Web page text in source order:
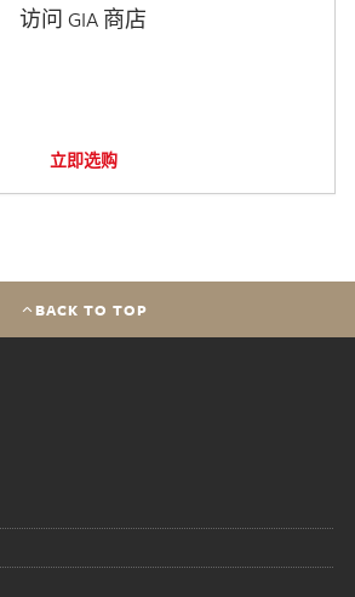
访问 GIA 商店
立即选购
BACK TO TOP